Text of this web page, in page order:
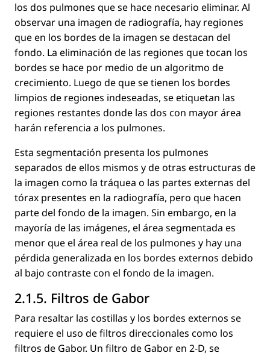
los dos pulmones que se hace necesario eliminar. Al
observar una imagen de radiografía, hay regiones
que en los bordes de la imagen se destacan del
fondo. La eliminación de las regiones que tocan los
bordes se hace por medio de un algoritmo de
crecimiento. Luego de que se tienen los bordes
limpios de regiones indeseadas, se etiquetan las
regiones restantes donde las dos con mayor área
harán referencia a los pulmones.
Esta segmentación presenta los pulmones
separados de ellos mismos y de otras estructuras de
la imagen como la tráquea o las partes externas del
tórax presentes en la radiografía, pero que hacen
parte del fondo de la imagen. Sin embargo, en la
mayoría de las imágenes, el área segmentada es
menor que el área real de los pulmones y hay una
pérdida generalizada en los bordes externos debido
al bajo contraste con el fondo de la imagen.
2.1.5. Filtros de Gabor
Para resaltar las costillas y los bordes externos se
requiere el uso de ﬁltros direccionales como los
ﬁltros de Gabor. Un ﬁltro de Gabor en 2-D, se